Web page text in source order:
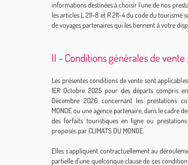
informations destinées à choisir l’une de nos
les articles L 211-8 et R 211-4 du code du
de voyages partenaires qui les tiennent à votre
II - Conditions générales de vente :
Les présentes conditions de vente sont
1ER Octobre 2025 pour des départs compris
Décembre 2026 concernant les prestations
MONDE ou une agence partenaire, dans le cadre
des forfaits touristiques en ligne ou
proposés par CLIMATS DU MONDE.
Elles s’appliquent contractuellement au
partielle d’une quelconque clause de ces